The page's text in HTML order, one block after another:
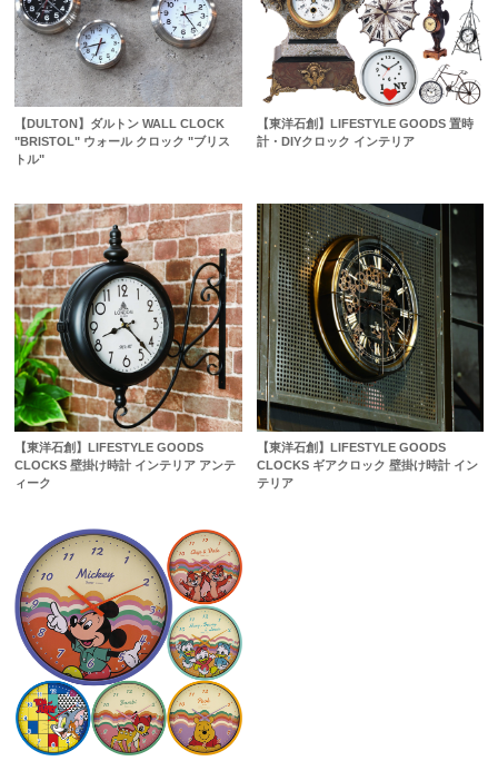
【DULTON】ダルトン WALL CLOCK
"BRISTOL" ウォール クロック "ブリス
トル"
【東洋石創】LIFESTYLE GOODS 置時
計・DIYクロック インテリア
【東洋石創】LIFESTYLE GOODS
CLOCKS 壁掛け時計 インテリア アンテ
ィーク
【東洋石創】LIFESTYLE GOODS
CLOCKS ギアクロック 壁掛け時計 イン
テリア